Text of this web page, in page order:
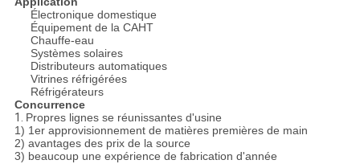
Électronique domestique
Équipement de la CAHT
Chauffe-eau
Systèmes solaires
Distributeurs automatiques
Vitrines réfrigérées
Réfrigérateurs
Concurrence
1. Propres lignes se réunissantes d'usine
1) 1er approvisionnement de matières premières de main
2) avantages des prix de la source
3) beaucoup une expérience de fabrication d'année